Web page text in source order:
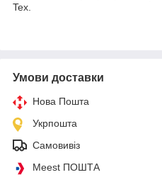
Tex.
Умови доставки
Нова Пошта
Укрпошта
Самовивіз
Meest ПОШТА